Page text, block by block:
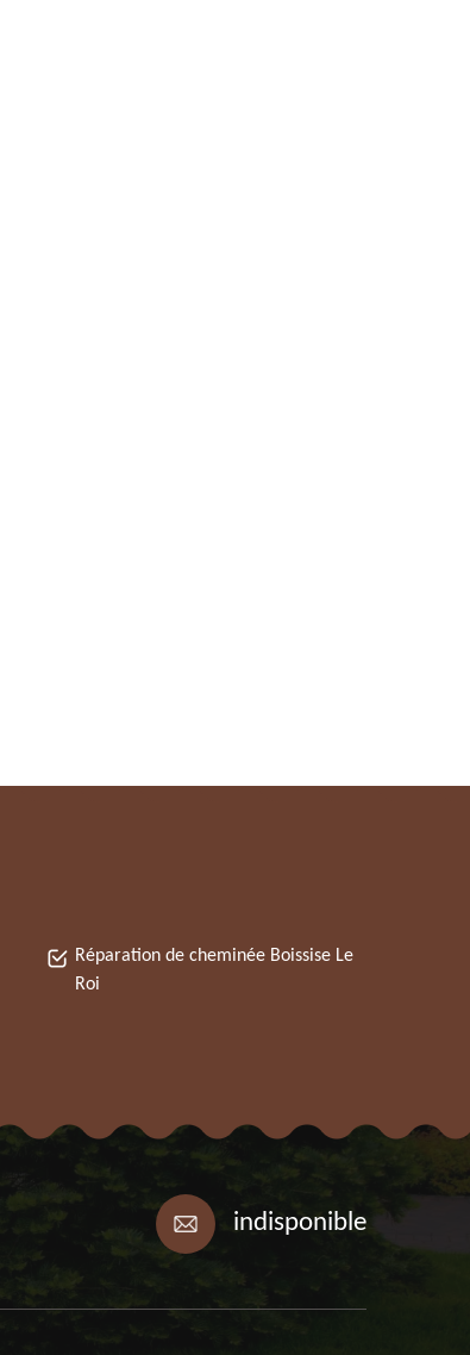
Réparation de cheminée Boissise Le
Roi
indisponible